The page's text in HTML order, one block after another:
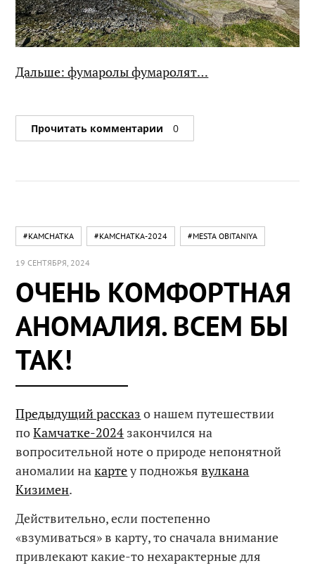
Дальше: фумаролы фумаролят…
Прочитать комментарии 0
#KAMCHATKA #KAMCHATKA-2024 #MESTA OBITANIYA
19 СЕНТЯБРЯ, 2024
ОЧЕНЬ КОМФОРТНАЯ
АНОМАЛИЯ. ВСЕМ БЫ
ТАК!
Предыдущий рассказ о нашем путешествии
поКамчатке-2024 закончился на
вопросительной ноте о природе непонятной
аномалии накартеу подножьявулкана
Кизимен.
Действительно, если постепенно
«взумиваться» в карту, то сначала внимание
привлекают какие-то нехарактерные для